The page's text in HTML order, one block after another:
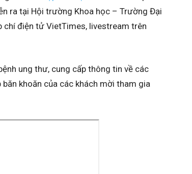
ra tại Hội trường Khoa học – Trường Đại
điện tử VietTimes, livestream trên
ung thư, cung cấp thông tin về các
khoăn của các khách mời tham gia